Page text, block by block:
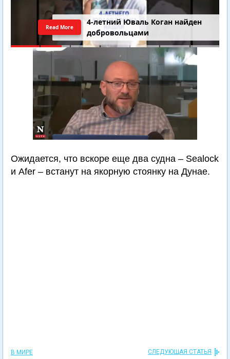
4-летний Юваль Коган найден
добровольцами
Read More
Ожидается, что вскоре еще два судна – Sealock
и Afer – встанут на якорную стоянку на Дунае.
В МИРЕ СЛЕДУЮЩАЯ СТАТЬЯ